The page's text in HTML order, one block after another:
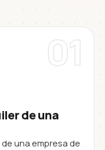
01
de una
una empresa de